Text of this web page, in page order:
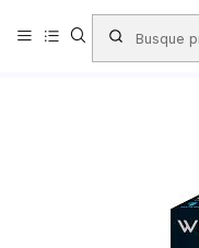
Productos
Ampolletas
AMPOLLETA LED